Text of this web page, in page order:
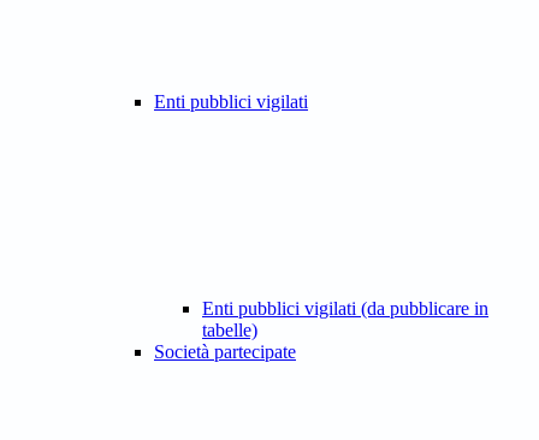
Enti pubblici vigilati
Enti pubblici vigilati (da pubblicare in
tabelle)
Società partecipate